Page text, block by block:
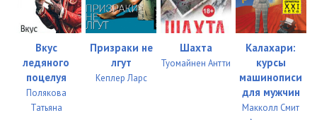
1_3_06 05:07
1_3_07 05:11
1_3_08 05:10
1_3_09 05:08
Вкус
ледяного
поцелуя
Полякова
Татьяна
Призраки не
лгут
Кеплер Ларс
Шахта
Туомайнен Антти
Калахари:
курсы
машинописи
для мужчин
Макколл Смит